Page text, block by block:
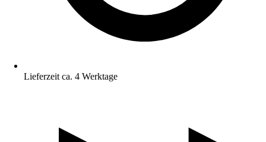
Lieferzeit ca. 4 Werktage